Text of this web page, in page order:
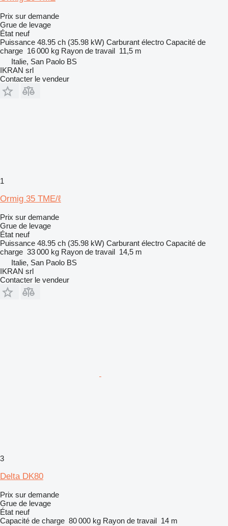
Prix sur demande
Grue de levage
État neuf
Puissance 48.95 ch (35.98 kW) Carburant électro Capacité de
charge 16 000 kg Rayon de travail 11,5 m
Italie, San Paolo BS
IKRAN srl
Contacter le vendeur
1
Ormig 35 TME/ℓ
Prix sur demande
Grue de levage
État neuf
Puissance 48.95 ch (35.98 kW) Carburant électro Capacité de
charge 33 000 kg Rayon de travail 14,5 m
Italie, San Paolo BS
IKRAN srl
Contacter le vendeur
3
Delta DK80
Prix sur demande
Grue de levage
État neuf
Capacité de charge 80 000 kg Rayon de travail 14 m